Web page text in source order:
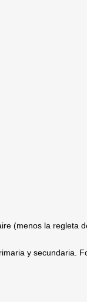
(menos la regleta
y secundaria.